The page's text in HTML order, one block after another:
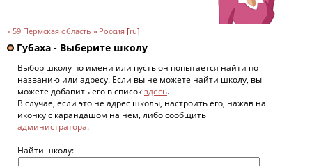
» 59 Пермская область » Россия [ru]
Губаха - Выберите школу
Выбор школу по имени или пусть он попытается найти по
названию или адресу. Если вы не можете найти школу, вы
можете добавить его в списокздесь.
В случае, если это не адрес школы, настроить его, нажав на
иконку с карандашом на нем, либо сообщить
администратора.
Найти школу: